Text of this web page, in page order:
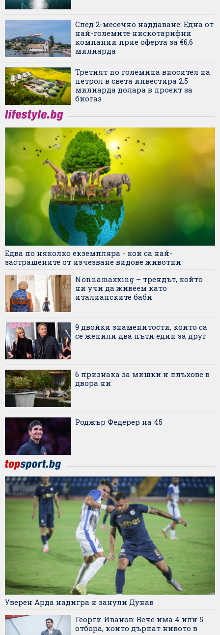
След 2-месечно наддаване: Една от
най-големите нискотарифни
компании прие оферта за €6,6
милиарда
Третият по големина вносител на
петрол в света инвестира 2,5
милиарда долара в проект за
биогаз
Едва по няколко екземпляра - кои са най-
застрашените от изчезване видове животни
Nonnamaxxing – трендът, който
ни учи да живеем като
италианските баби
9 двойки знаменитости, които са
се женили два пъти един за друг
6 признака за мишки и плъхове в
двора ни
Роджър Федерер на 45
Уверен Арда надигра и занули Дунав
Георги Иванов: Вече има 4 или 5
отбора, които дърпат нивото в